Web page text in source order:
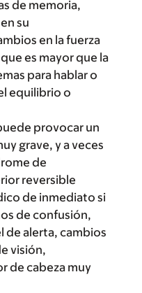
de memoria,
su
en la fuerza
es mayor que la
para hablar o
equilibrio o
provocar un
grave, y a veces
de
reversible
de inmediato si
de confusión,
de alerta, cambios
visión,
de cabeza muy